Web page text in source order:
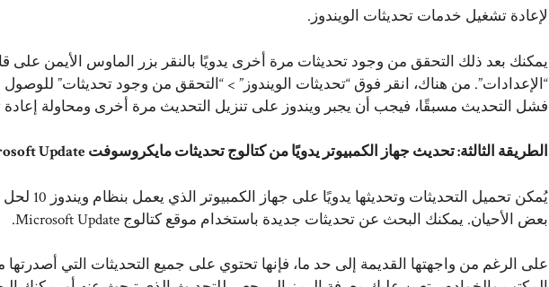
لإعادة تشغيل خدمات تحديثات الويندوز.
يمكنك بعد ذلك التحقق من وجود تحديثات مرة أخرى يدويًا بالنقر بزر الماوس الأيمن على
“الإعدادات”. من هناك، انقر فوق “تحديثات الويندوز” > “التحقق من وجود تحديثات” للوصول
فشل التحديث مسبقًا، فيجب أن يجبر ويندوز على تنزيل التحديث مرة أخرى ومحاولة إعادة
الطريقة الثالثة: تحديث جهاز الكمبيوتر يدويًا من كتالوج تحديثات مايكروسوفت Microsoft Update
يُمكن تحميل
بعض الأحيان. يمكنك البحث عن تحديثات جديدة باستخدام موقع كتالوج Microsoft Update.
على الرغم من واجهتها القديمة إلى حد ما، فإنها تحتوي على جميع التحديثات التي